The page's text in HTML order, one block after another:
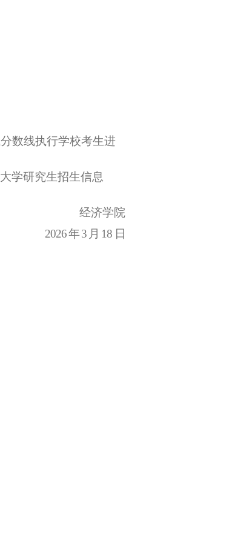
数线执行学校考生进
学研究生招生信息
经济学院
2026年3 月 18 日